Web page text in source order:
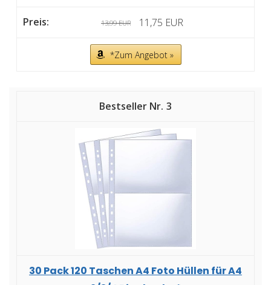
13,99 EUR 11,75 EUR
*Zum Angebot »
3
30 Pack 120 Taschen A4 Foto Hüllen für A4